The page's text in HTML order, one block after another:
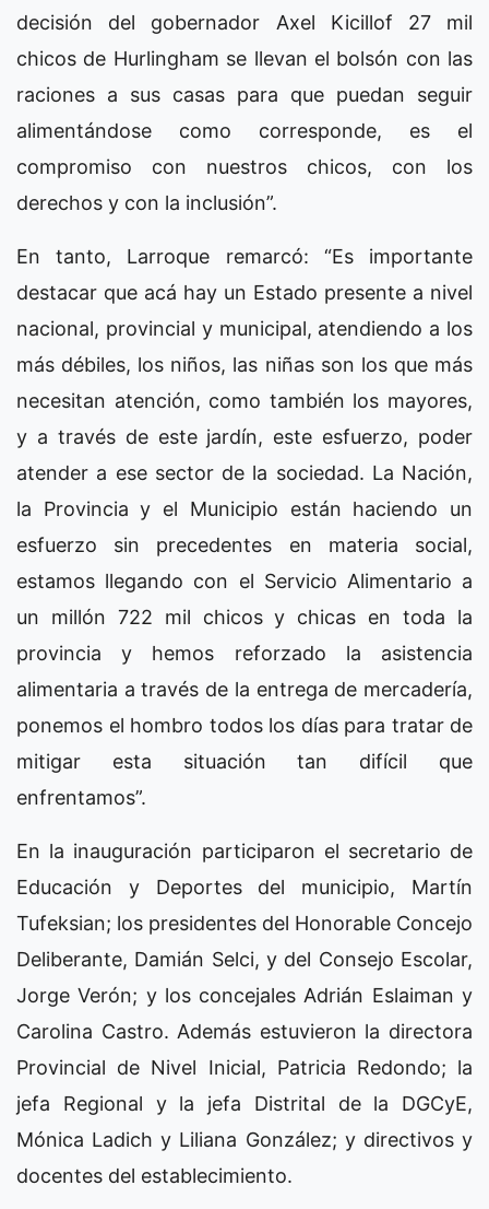
decisión del gobernador Axel Kicillof 27 mil
chicos de Hurlingham se llevan el bolsón con las
raciones a sus casas para que puedan seguir
alimentándose como corresponde, es el
compromiso con nuestros chicos, con los
derechos y con la inclusión”.
En tanto, Larroque remarcó: “Es importante
destacar que acá hay un Estado presente a nivel
nacional, provincial y municipal, atendiendo a los
más débiles, los niños, las niñas son los que más
necesitan atención, como también los mayores,
y a través de este jardín, este esfuerzo, poder
atender a ese sector de la sociedad. La Nación,
la Provincia y el Municipio están haciendo un
esfuerzo sin precedentes en materia social,
estamos llegando con el Servicio Alimentario a
un millón 722 mil chicos y chicas en toda la
provincia y hemos reforzado la asistencia
alimentaria a través de la entrega de mercadería,
ponemos el hombro todos los días para tratar de
mitigar esta situación tan difícil que
enfrentamos”.
En la inauguración participaron el secretario de
Educación y Deportes del municipio, Martín
Tufeksian; los presidentes del Honorable Concejo
Deliberante, Damián Selci, y del Consejo Escolar,
Jorge Verón; y los concejales Adrián Eslaiman y
Carolina Castro. Además estuvieron la directora
Provincial de Nivel Inicial, Patricia Redondo; la
jefa Regional y la jefa Distrital de la DGCyE,
Mónica Ladich y Liliana González; y directivos y
docentes del establecimiento.